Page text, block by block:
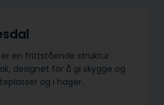
er en frittstående struktur
designet for å gi skygge og
og i hager.